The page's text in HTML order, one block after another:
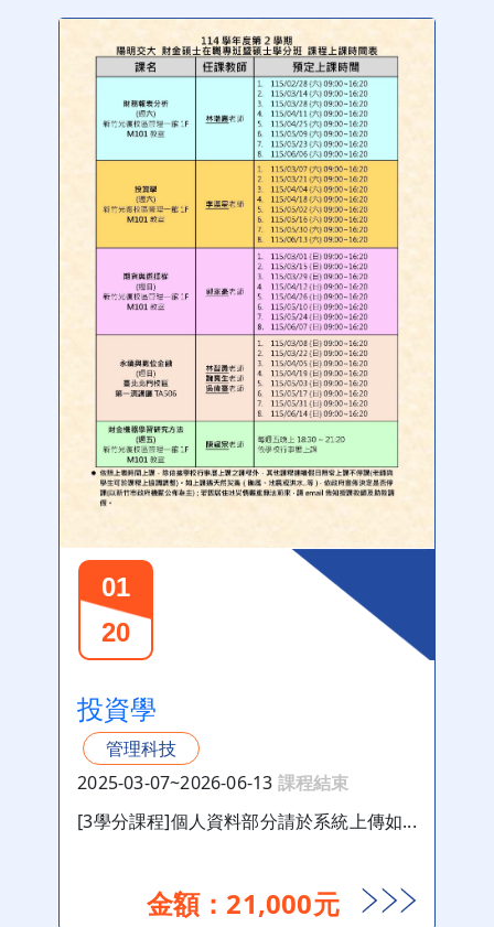
01
20
投資學
管理科技
2025-03-07~2026-06-13 課程結束
[3學分課程]個人資料部分請於系統上傳如...
金額：21,000元